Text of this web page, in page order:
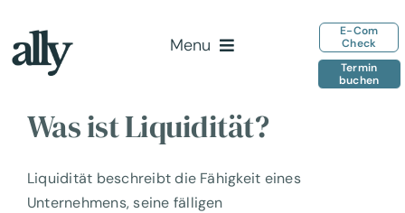
Inhalt
springen
Menu
Leistungen
Insights
E-Com
Check
Termin
buchen
Was ist Liquidität?
Liquidität beschreibt die Fähigkeit eines
Unternehmens, seine fälligen